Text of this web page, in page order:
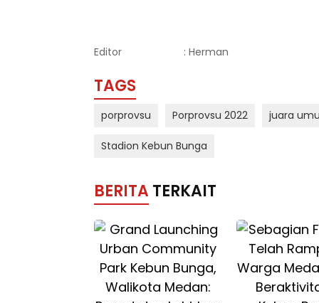
Editor : Herman
TAGS
porprovsu Porprovsu 2022 juara
Stadion Kebun Bunga
BERITA TERKAIT